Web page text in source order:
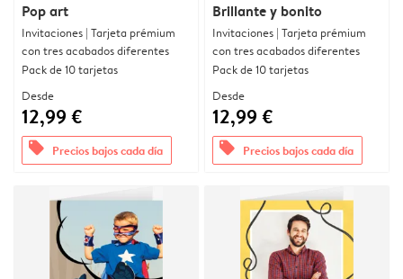
Pop art
Invitaciones | Tarjeta prémium
con tres acabados diferentes
Pack de 10 tarjetas
Desde
12,99 €
offers Precios bajos cada día
Brillante y bonito
Invitaciones | Tarjeta prémium
con tres acabados diferentes
Pack de 10 tarjetas
Desde
12,99 €
offers Precios bajos cada día